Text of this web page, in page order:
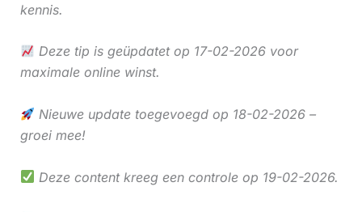
kennis.
Deze tip is geüpdatet op 17-02-2026 voor
maximale online winst.
Nieuwe update toegevoegd op 18-02-2026 –
groei mee!
Deze content kreeg een controle op 19-02-2026.